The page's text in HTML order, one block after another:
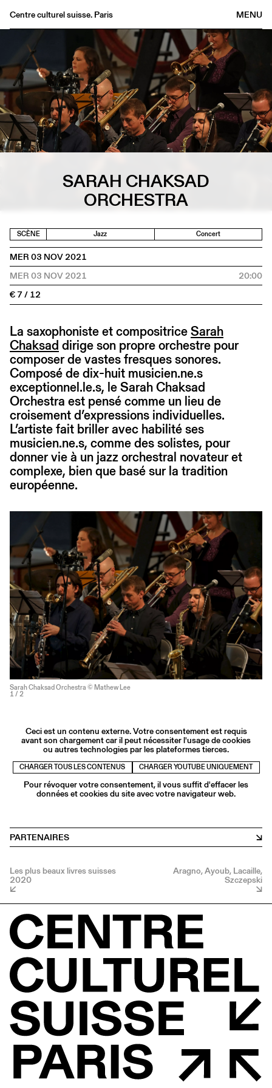
MENU
Centre culturel suisse. Paris
Librairie
Buvette
Archives
Médiathèque
Éditions
Informations
SARAH CHAKSAD
ORCHESTRA
SCÈNE Jazz Concert
MER 03 NOV 2021
MER 03 NOV 2021
20:00
€ 7 / 12
La saxophoniste et compositriceSarah
Chaksad dirige son propre orchestre pour
composer de vastes fresques sonores.
Composé de dix-huit musicien.ne.s
exceptionnel.le.s, le Sarah Chaksad
Orchestra est pensé comme un lieu de
croisement d’expressions individuelles.
L’artiste fait briller avec habilité ses
musicien.ne.s, comme des solistes, pour
donner vie à un jazz orchestral novateur et
complexe, bien que basé sur la tradition
européenne.
Sarah Chaksad Orchestra © Mathew Lee
1 / 2
Ceci est un contenu externe. Votre consentement est requis
avant son chargement car il peut nécessiter l'usage de cookies
ou autres technologies par les plateformes tierces.
CHARGER TOUS LES CONTENUS CHARGER YOUTUBE UNIQUEMENT
Pour révoquer votre consentement, il vous suffit d'effacer les
données et cookies du site avec votre navigateur web.
PARTENAIRES
Les plus beaux livres suisses
2020
Aragno, Ayoub, Lacaille,
Szczepski